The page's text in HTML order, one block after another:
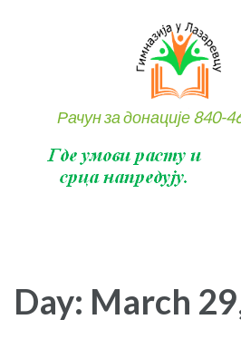
Рачун за донације 840-
Day: March